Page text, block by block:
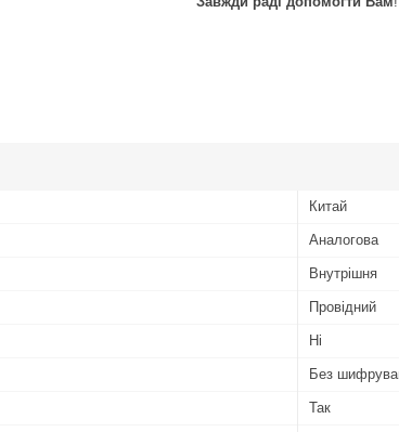
Китай
Аналогова
Внутрішня
Провідний
Ні
Без
Так